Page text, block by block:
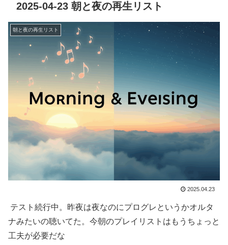
2025-04-23 朝と夜の再生リスト
朝と夜の再生リスト
2025.04.23
テスト続行中。昨夜は夜なのにプログレというかオルタ
ナみたいの聴いてた。今朝のプレイリストはもうちょっと
工夫が必要だな